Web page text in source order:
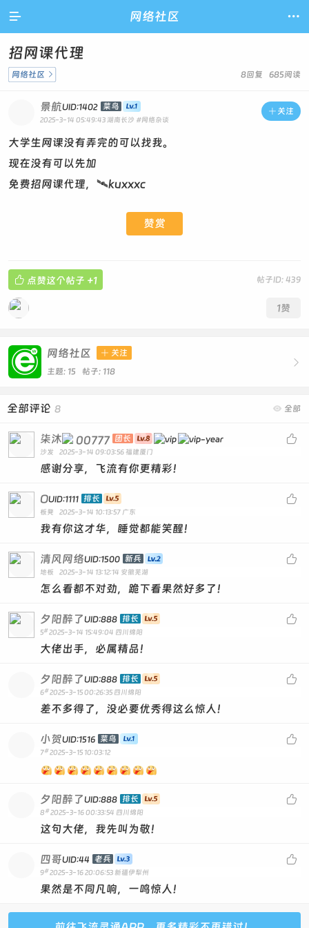
 网络社区 
招网课代理
8回复 685阅读
网络社区 
 关注
景航UID:1402 菜鸟
2025-3-14 05:49:43 湖南长沙 #网络杂谈
大学生网课没有弄完的可以找我。
现在没有可以先加
免费招网课代理，🛰kuxxxc
赞赏
帖子ID: 439
 点赞这个帖子 +1
1赞

网络社区  关注
主题: 15 帖子: 118
 全部
全部评论 8

柒沐 00777 团长
沙发 2025-3-14 09:03:56 福建厦门
感谢分享，飞流有你更精彩！

OUID:1111 排长
板凳 2025-3-14 10:13:57 广东
我有你这才华，睡觉都能笑醒！

清风网络UID:1500 新兵
地板 2025-3-14 13:12:14 安徽芜湖
怎么看都不对劲，跪下看果然好多了！

夕阳醉了UID:888 排长
5# 2025-3-14 15:49:04 四川绵阳
大佬出手，必属精品！

夕阳醉了UID:888 排长
6# 2025-3-15 00:26:35 四川绵阳
差不多得了，没必要优秀得这么惊人！

小贺UID:1516 菜鸟
7# 2025-3-15 10:03:12

夕阳醉了UID:888 排长
8 # 2025-3-16 00:33:54 四川绵阳
这句大佬，我先叫为敬！

四哥UID:44 老兵
9# 2025-3-16 20:06:53 新疆伊犁州
果然是不同凡响，一鸣惊人！